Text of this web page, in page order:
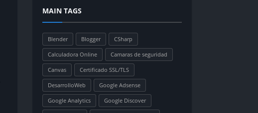
MAIN TAGS
Blender Blogger CSharp
Calculadora Online Camaras de seguridad
Canvas Certificado SSL/TLS
DesarrolloWeb Google Adsense
Google Analytics Google Discover